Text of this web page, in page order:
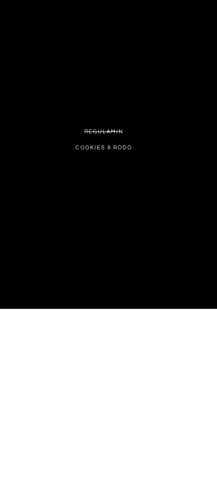
REGULAMIN
COOKIES & RODO